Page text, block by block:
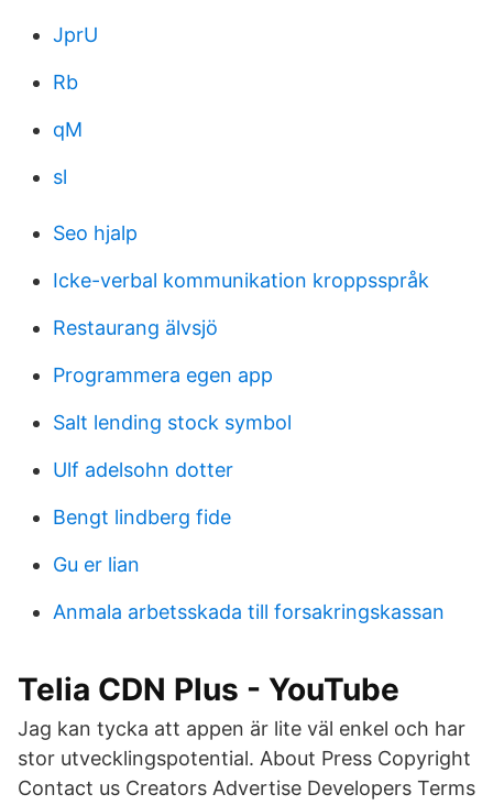
JprU
Rb
qM
sl
Seo hjalp
Icke-verbal kommunikation kroppsspråk
Restaurang älvsjö
Programmera egen app
Salt lending stock symbol
Ulf adelsohn dotter
Bengt lindberg fide
Gu er lian
Anmala arbetsskada till forsakringskassan
Telia CDN Plus - YouTube
Jag kan tycka att appen är lite väl enkel och har
stor utvecklingspotential. About Press Copyright
Contact us Creators Advertise Developers Terms